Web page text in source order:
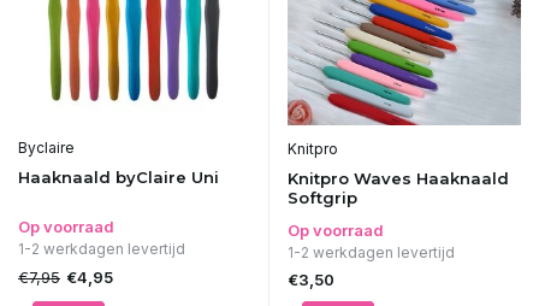
Byclaire
Haaknaald byClaire Uni
Op voorraad
1-2 werkdagen levertijd
€7,95 €4,95
Knitpro
Knitpro Waves Haaknaald
Softgrip
Op voorraad
1-2 werkdagen levertijd
€3,50